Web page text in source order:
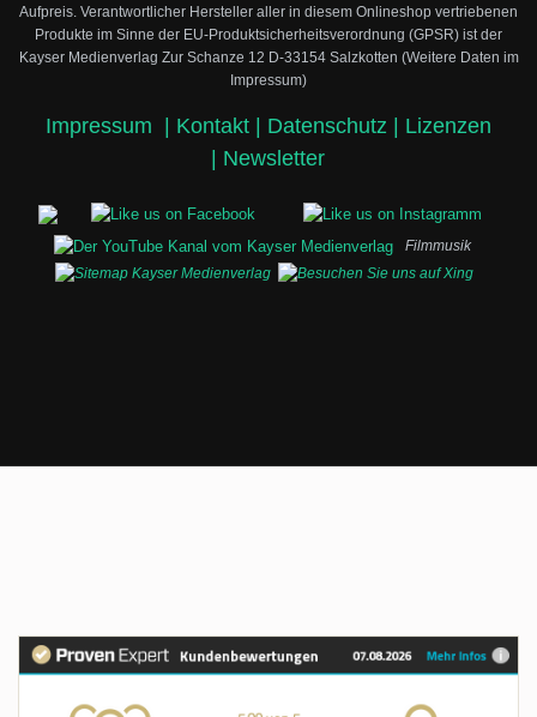
Aufpreis. Verantwortlicher Hersteller aller in diesem Onlineshop vertriebenen
Produkte im Sinne der EU-Produktsicherheitsverordnung (GPSR) ist der
Kayser Medienverlag Zur Schanze 12 D-33154 Salzkotten (Weitere Daten im
Impressum)
Impressum Kontakt | Datenschutz | Lizenzen
Newsletter
Filmmusik